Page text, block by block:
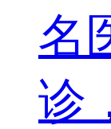
名
诊